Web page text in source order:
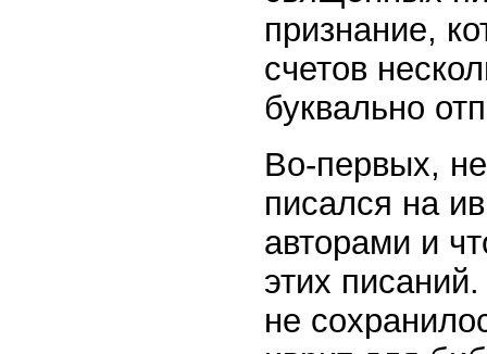
признание,
счетов
буквально
Во-первых,
писался на
авторами и
этих
не